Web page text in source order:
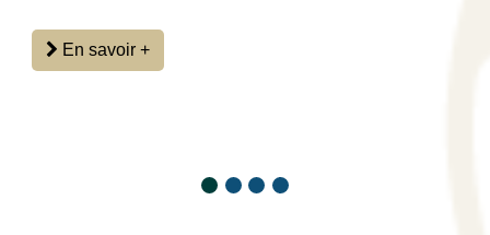
En savoir +